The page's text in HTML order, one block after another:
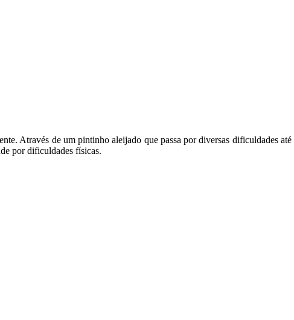
Através de um pintinho aleijado que passa por diversas dificuldades
por dificuldades físicas.